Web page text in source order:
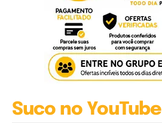
Suco no YouTube